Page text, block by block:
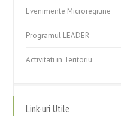
Evenimente Microregiune
Programul LEADER
Activitati in Teritoriu
Link-uri Utile